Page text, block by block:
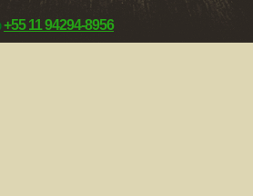
+55 11 94294-8956